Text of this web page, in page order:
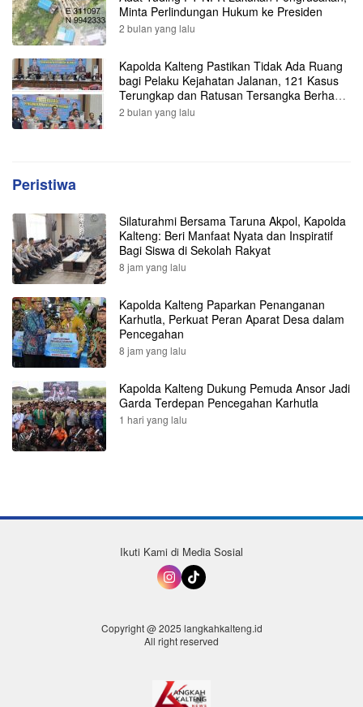
Minta Perlindungan Hukum ke Presiden
2 bulan yang lalu
Kapolda Kalteng Pastikan Tidak Ada Ruang
bagi Pelaku Kejahatan Jalanan, 121 Kasus
Terungkap dan Ratusan Tersangka Berhasil
Dibekuk
2 bulan yang lalu
Peristiwa
Silaturahmi Bersama Taruna Akpol, Kapolda
Kalteng: Beri Manfaat Nyata dan Inspiratif
Bagi Siswa di Sekolah Rakyat
8 jam yang lalu
Kapolda Kalteng Paparkan Penanganan
Karhutla, Perkuat Peran Aparat Desa dalam
Pencegahan
8 jam yang lalu
Kapolda Kalteng Dukung Pemuda Ansor Jadi
Garda Terdepan Pencegahan Karhutla
1 hari yang lalu
Ikuti Kami di Media Sosial
Copyright @ 2025 langkahkalteng.id
All right reserved